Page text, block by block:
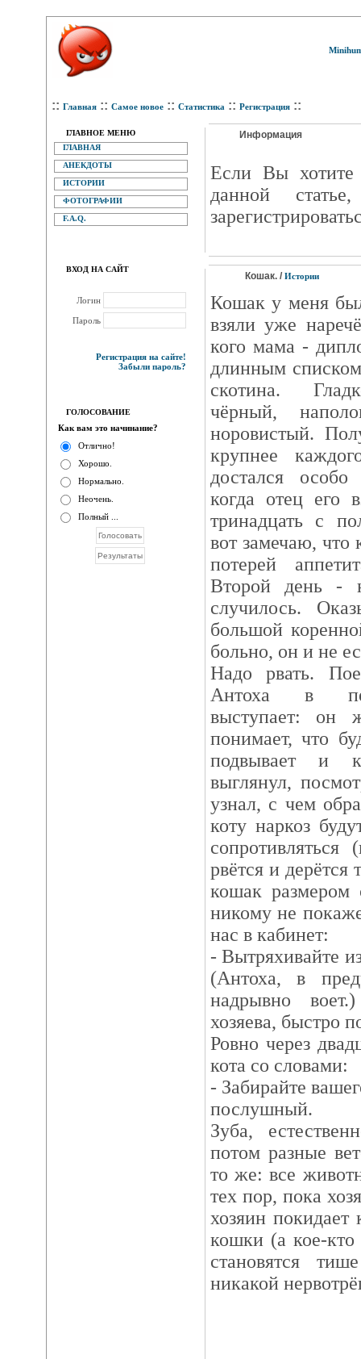
:: Главная :: Самое новое :: Статистика :: Регистрация ::
ГЛАВНОЕ МЕНЮ
ГЛАВНАЯ
АНЕКДОТЫ
ИСТОРИИ
ФОТОГРАФИИ
F.A.Q.
ВХОД НА САЙТ
Логин
Пароль
Регистрация на сайте!
Забыли пароль?
ГОЛОСОВАНИЕ
Как вам это начинание?
Отлично!
Хорошо.
Нормально.
Неочень.
Полный ...
Информация
Eсли Вы хотите
данной
Кошак. / Истории
Кошак у меня
взяли уже
кого мама -
длинным
скотина.
чёрный,
норовистый.
крупнее
достался
когда отец его
тринадцать с
вот замечаю, что
потерей
Второй день -
случилось.
большой
больно, он и не
Надо рвать.
Антоха в
выступает: он
понимает, что
подвывает и
выглянул,
узнал, с чем
коту наркоз
сопротивляться
рвётся и
кошак
никому не
нас в кабинет:
- Вытряхивайте
(Антоха, в
надрывно
хозяева, быстро
Ровно через
кота со словами:
- Забирайте
послушный.
Зуба,
потом разные
то же: все
тех пор, пока
хозяин
кошки (а кое-кто
становятся
никакой